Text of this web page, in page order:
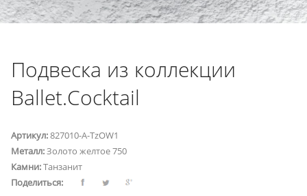
Подвеска из коллекции
Ballet.Cocktail
Артикул:827010-A-TzOW1
Металл:Золото желтое 750
Камни:Танзанит
Поделиться: